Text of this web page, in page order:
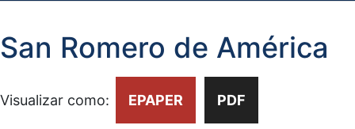
San Romero de América
Visualizar como: EPAPER PDF